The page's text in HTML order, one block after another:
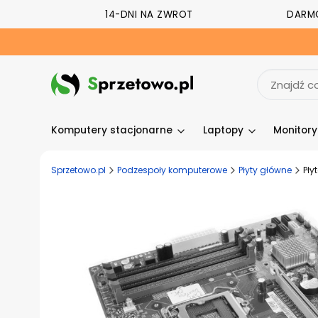
14-DNI NA ZWROT
Komputery stacjonarne Laptopy
Sprzetowo.pl Podzespoły komputerowe Płyty główne